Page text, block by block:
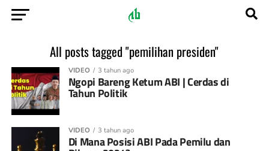
All posts tagged "pemilihan presiden"
VIDEO 3 tahun ago
Ngopi Bareng Ketum ABI | Cerdas di
Tahun Politik
VIDEO 3 tahun ago
Di Mana Posisi ABI Pada Pemilu dan